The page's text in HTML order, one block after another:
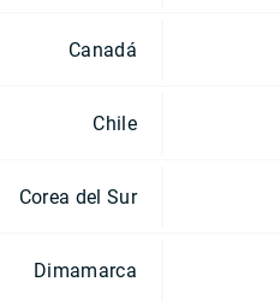
Canadá
Chile
Corea del Sur
Dimamarca